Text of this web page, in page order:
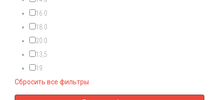
16.0
18.0
20.0
13,5
19
Сбросить все фильтры